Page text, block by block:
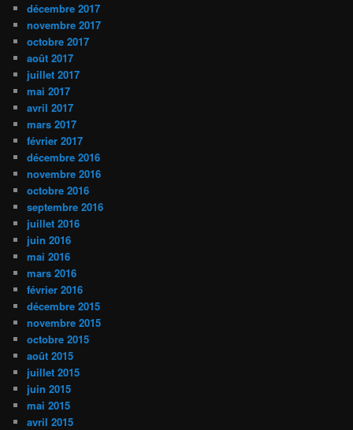
décembre 2017
novembre 2017
octobre 2017
août 2017
juillet 2017
mai 2017
avril 2017
mars 2017
février 2017
décembre 2016
novembre 2016
octobre 2016
septembre 2016
juillet 2016
juin 2016
mai 2016
mars 2016
février 2016
décembre 2015
novembre 2015
octobre 2015
août 2015
juillet 2015
juin 2015
mai 2015
avril 2015